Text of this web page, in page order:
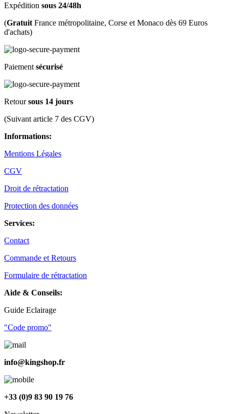
Expédition sous 24/48h
(Gratuit France métropolitaine, Corse et Monaco dès 69 Euros
d'achats)
Paiement sécurisé
Retoursous 14 jours
(Suivant article 7 des CGV)
Informations:
Mentions Légales
CGV
Droit de rétractation
Protection des données
Services:
Contact
Commande et Retours
Formulaire de rétractation
Aide & Conseils:
Guide Eclairage
"Code promo"
info@kingshop.fr
+33 (0)9 83 90 19 76